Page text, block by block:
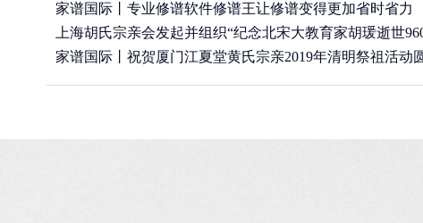
家谱国际丨专业修谱软件修谱王让修谱变得更加省时省力
(2019/7/17)
上海胡氏宗亲会发起并组织“纪念北宋大教育家胡瑗逝世
年”
(2019/4/27)
家谱国际丨祝贺厦门江夏堂黄氏宗亲2019年清明祭祖活动
(2019/4/13)